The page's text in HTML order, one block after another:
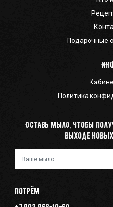
Подарочные
Политика
Оставь мыло, чтобы
выходе
Потрём